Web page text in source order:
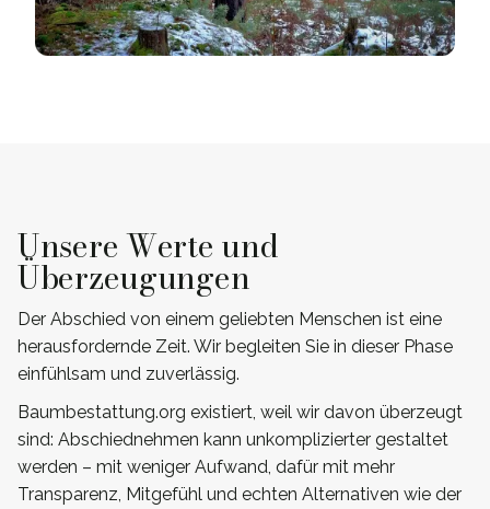
Unsere Werte und
Überzeugungen
Der Abschied von einem geliebten Menschen ist eine
herausfordernde Zeit. Wir begleiten Sie in dieser Phase
einfühlsam und zuverlässig.
Baumbestattung.org existiert, weil wir davon überzeugt
sind: Abschiednehmen kann unkomplizierter gestaltet
werden – mit weniger Aufwand, dafür mit mehr
Transparenz, Mitgefühl und echten Alternativen wie der